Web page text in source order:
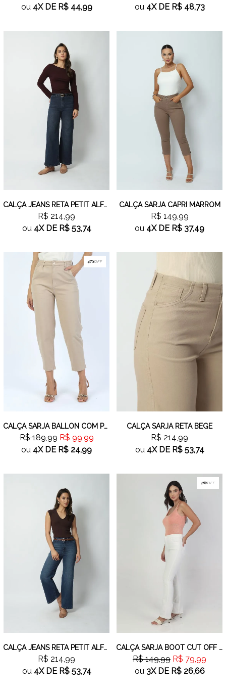
ou 4XDE R$ 44,99 ou 4XDE R$ 48,73
CALÇA JEANS RETA PETIT ALFAIATARIA
R$ 214,99
ou 4XDE R$ 53,74
CALÇA SARJA CAPRI MARROM
R$ 149,99
ou 4XDE R$ 37,49
47%OFF
CALÇA SARJA BALLON COM PREGAS BEGE
R$ 189,99 R$ 99,99
ou 4XDE R$ 24,99
CALÇA SARJA RETA BEGE
R$ 214,99
ou 4XDE R$ 53,74
CALÇA JEANS RETA PETIT ALFAIATARIA JEANS MÉDIO
R$ 214,99
ou 4XDE R$ 53,74
46%OFF
CALÇA SARJA BOOT CUT OFF WHITE
R$ 149,99 R$ 79,99
ou 3XDE R$ 26,66